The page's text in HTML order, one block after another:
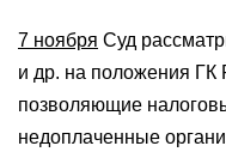
7 ноября Суд
и др. на положения
позволяющие
недоплаченные